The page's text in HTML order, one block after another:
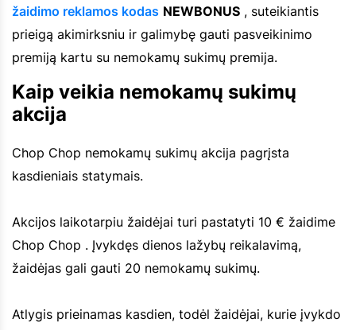
žaidimo reklamos kodas NEWBONUS , suteikiantis
prieigą akimirksniu ir galimybę gauti pasveikinimo
premiją kartu su nemokamų sukimų premija.
Kaip veikia nemokamų sukimų
akcija
Chop Chop nemokamų sukimų akcija pagrįsta
kasdieniais statymais.
Akcijos laikotarpiu žaidėjai turi pastatyti 10 € žaidime
Chop Chop . Įvykdęs dienos lažybų reikalavimą,
žaidėjas gali gauti 20 nemokamų sukimų.
Atlygis prieinamas kasdien, todėl žaidėjai, kurie įvykdo